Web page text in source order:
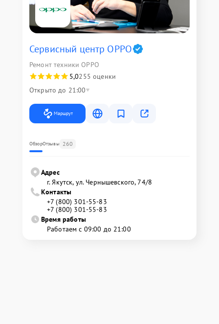
Сервисный центр OPPO
Ремонт техники OPPO
5,0255 оценки
Открыто до 21:00
Маршрут
ОбзорОтзывы 260
Адрес
г. Якутск, ул. Чернышевского, 74/8
Контакты
+7 (800) 301-55-83
+7 (800) 301-55-83
Время работы
Работаем с 09:00 до 21:00